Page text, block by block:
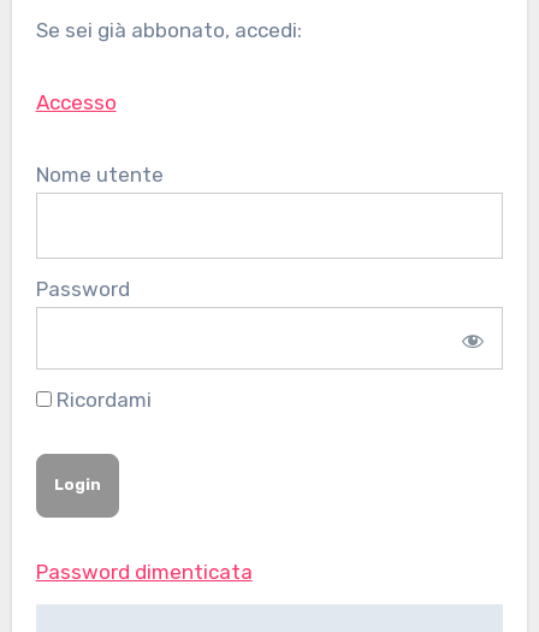
Se sei già abbonato, accedi:
Accesso
Nome utente
Password
Ricordami
Password dimenticata